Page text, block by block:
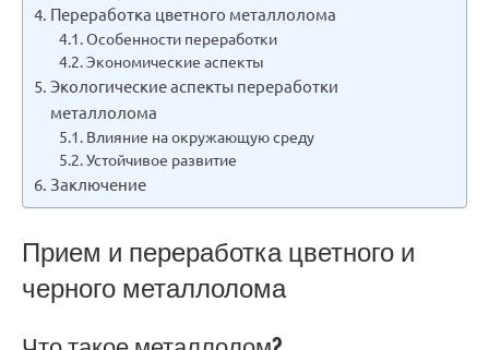
Переработка цветного металлолома
Особенности переработки
Экономические аспекты
Экологические аспекты переработки
металлолома
Влияние на окружающую среду
Устойчивое развитие
Заключение
Прием и переработка цветного и
черного металлолома